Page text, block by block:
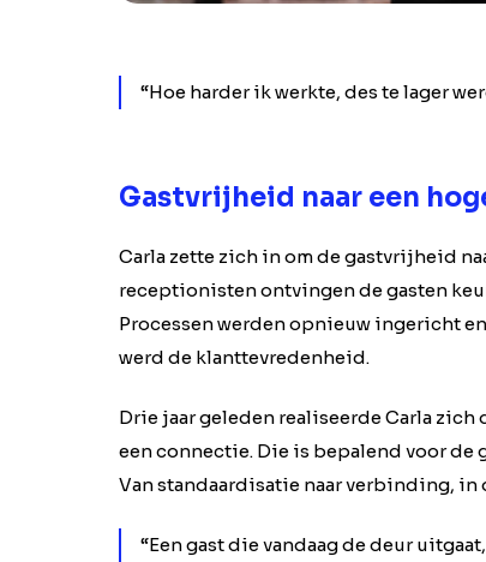
“Hoe harder ik werkte, des te lager
Gastvrijheid naar een
Carla zette zich in om de gastvrijheid
receptionisten ontvingen de gasten
Processen werden opnieuw ingericht
werd de klanttevredenheid.
Drie jaar geleden realiseerde Carla
een connectie. Die is bepalend voor
Van standaardisatie naar verbinding, in
“Een gast die vandaag de deur uitgaat,